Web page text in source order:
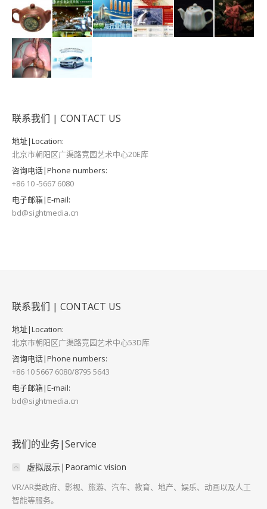
联系我们 | CONTACT US
地址|Location:
北京市朝阳区广渠路竞园艺术中心20E库
咨询电话|Phone numbers:
+86 10 -5667 6080
电子邮箱|E-mail:
bd@sightmedia.cn
联系我们 | CONTACT US
地址|Location:
北京市朝阳区广渠路竞园艺术中心53D库
咨询电话|Phone numbers:
+86 10 5667 6080/8795 5643
电子邮箱|E-mail:
bd@sightmedia.cn
我们的业务|Service
虚拟展示|Paoramic vision
VR/AR类政府、影视、旅游、汽车、教育、地产、娱乐、动画以及人工
智能等服务。